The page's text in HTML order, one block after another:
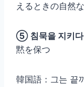
えるときの自然
⑤ 침묵을 지키다
黙を保つ
韓国語：그는 끝